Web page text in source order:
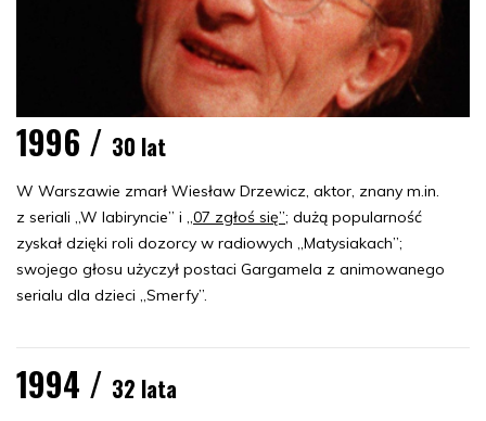
1996 / 30 lat
W Warszawie zmarł Wiesław Drzewicz, aktor, znany m.in.
z seriali „W labiryncie” i
„07 zgłoś się”; dużą popularność
zyskał dzięki roli dozorcy w radiowych „Matysiakach”;
swojego głosu użyczył postaci Gargamela z animowanego
serialu dla dzieci „Smerfy”.
1994 / 32 lata